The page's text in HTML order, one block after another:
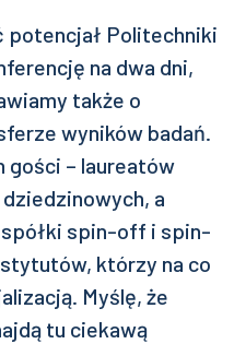
potencjał Politechniki
na dwa dni,
także o
wyników badań.
gości – laureatów
a
spin-off i spin-
którzy na co
Myślę, że
tu ciekawą